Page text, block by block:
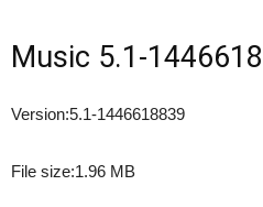
Music 5.1-
Version:5.1-1446618839
File size:1.96 MB